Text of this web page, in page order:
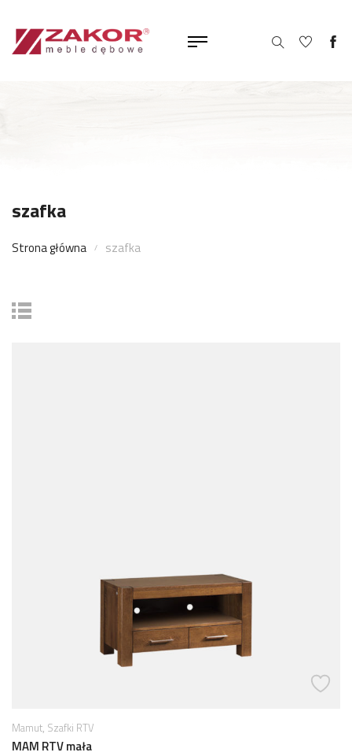
szafka
Strona główna szafka
Mamut, Szafki RTV
MAM RTV mała